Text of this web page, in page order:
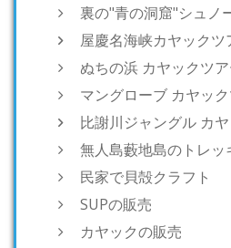
裏の"青の洞窟"シュノ
屋慶名海峡カヤックツ
ぬちの浜 カヤックツ
マングローブ カヤッ
比謝川ジャングル カ
無人島藪地島のトレッ
民家で貝殻クラフト
SUPの販売
カヤックの販売